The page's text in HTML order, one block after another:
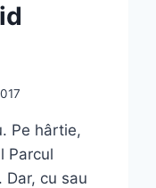
Pe hârtie,
Parcul
Dar, cu sau